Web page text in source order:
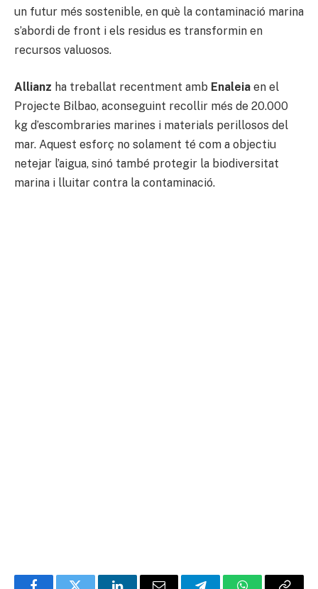
un futur més sostenible, en què la contaminació marina
s’abordi de front i els residus es transformin en
recursos valuosos.
Allianz ha treballat recentment amb Enaleia en el
Projecte Bilbao, aconseguint recollir més de 20.000
kg d’escombraries marines i materials perillosos del
mar. Aquest esforç no solament té com a objectiu
netejar l’aigua, sinó també protegir la biodiversitat
marina i lluitar contra la contaminació.